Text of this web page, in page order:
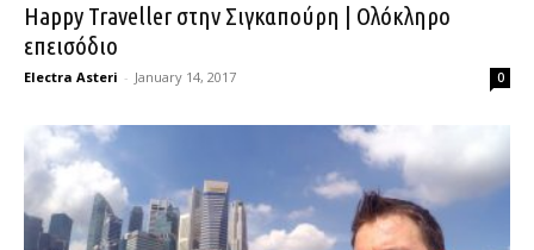
Happy Traveller στην Σιγκαπούρη | Ολόκληρο
επεισόδιο
Electra Asteri - January 14, 2017 0